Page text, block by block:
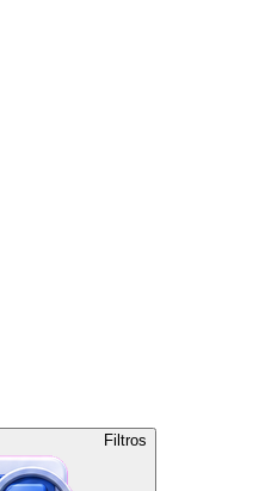
Filtros